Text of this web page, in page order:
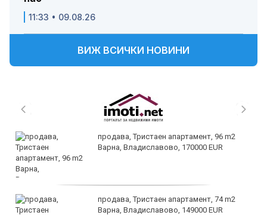
11:33 • 09.08.26
ВИЖ ВСИЧКИ НОВИНИ
продава, Тристаен апартамент, 96 m2
Варна, Владиславово, 170000 EUR
продава, Тристаен апартамент, 74 m2
Варна, Владиславово, 149000 EUR